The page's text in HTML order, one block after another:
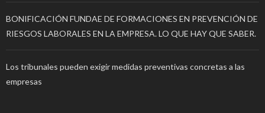
BONIFICACIÓN FUNDAE DE FORMACIONES EN PREVENCIÓN DE
RIESGOS LABORALES EN LA EMPRESA. LO QUE HAY QUE SABER.
Los tribunales pueden exigir medidas preventivas concretas a las
empresas